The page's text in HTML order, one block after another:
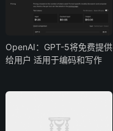
OpenAI：GPT-5将免费提供
给用户 适用于编码和写作